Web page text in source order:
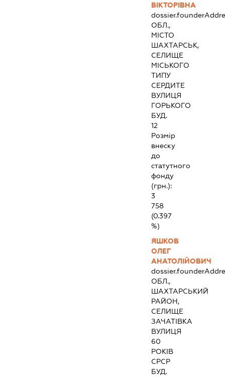
ВІКТОРІВНА
ОБЛ.,
МІСТО
ШАХТАРСЬК,
СЕЛИЩЕ
МІСЬКОГО
ТИПУ
СЕРДИТЕ
ВУЛИЦЯ
ГОРЬКОГО
БУД.
12
Розмір
внеску
до
статутного
фонду
(грн.):
3
758
(0.397
%)
ЯШКОВ
ОЛЕГ
АНАТОЛІЙОВИЧ
ОБЛ.,
ШАХТАРСЬКИЙ
РАЙОН,
СЕЛИЩЕ
ЗАЧАТІВКА
ВУЛИЦЯ
60
РОКІВ
СРСР
БУД.